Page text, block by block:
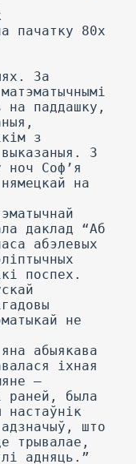
пачатку 80х
За
на паддашку,
з
3
ноч Соф’я
на
даклад “Аб
абэлевых
поспех.
не
абыякава
іхная
—
раней, была
што
трывалае,
адняць.”